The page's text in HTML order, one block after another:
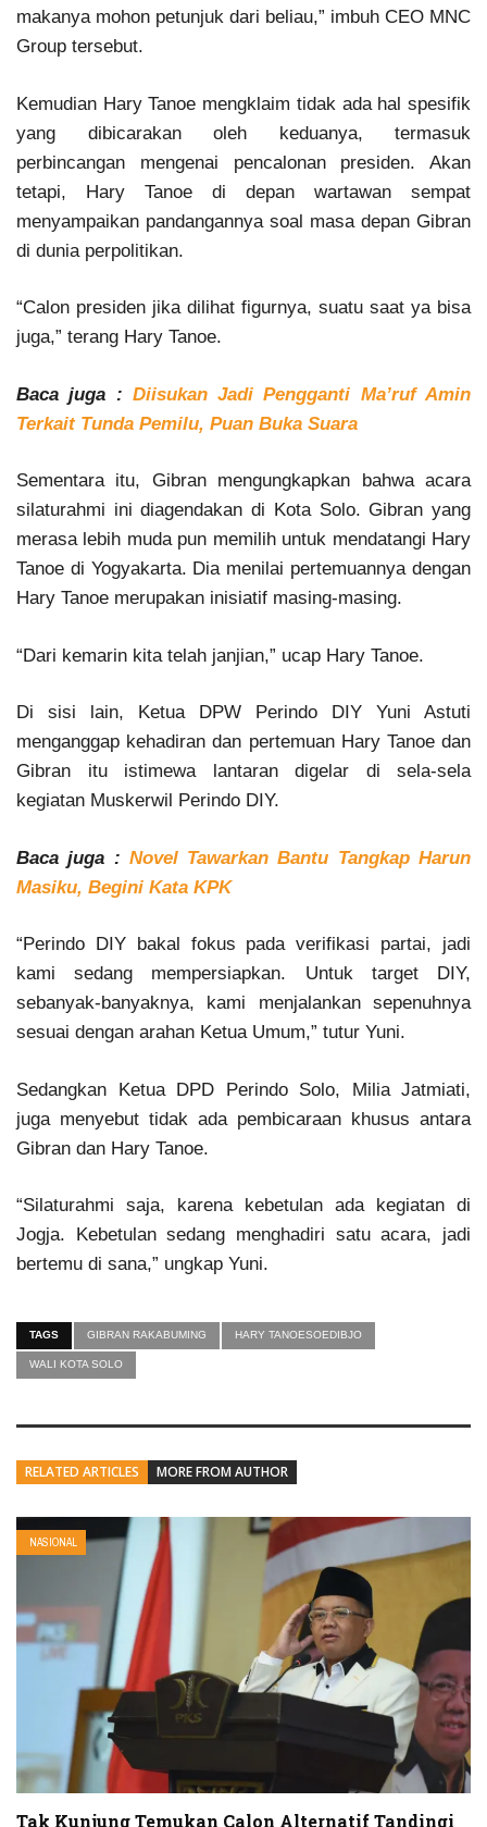
makanya mohon petunjuk dari beliau,” imbuh CEO MNC
Group tersebut.
Kemudian Hary Tanoe mengklaim tidak ada hal spesifik
yang dibicarakan oleh keduanya, termasuk
perbincangan mengenai pencalonan presiden. Akan
tetapi, Hary Tanoe di depan wartawan sempat
menyampaikan pandangannya soal masa depan Gibran
di dunia perpolitikan.
“Calon presiden jika dilihat figurnya, suatu saat ya bisa
juga,” terang Hary Tanoe.
Baca juga : Diisukan Jadi Pengganti Ma’ruf Amin
Terkait Tunda Pemilu, Puan Buka Suara
Sementara itu, Gibran mengungkapkan bahwa acara
silaturahmi ini diagendakan di Kota Solo. Gibran yang
merasa lebih muda pun memilih untuk mendatangi Hary
Tanoe di Yogyakarta. Dia menilai pertemuannya dengan
Hary Tanoe merupakan inisiatif masing-masing.
“Dari kemarin kita telah janjian,” ucap Hary Tanoe.
Di sisi lain, Ketua DPW Perindo DIY Yuni Astuti
menganggap kehadiran dan pertemuan Hary Tanoe dan
Gibran itu istimewa lantaran digelar di sela-sela
kegiatan Muskerwil Perindo DIY.
Baca juga : Novel Tawarkan Bantu Tangkap Harun
Masiku, Begini Kata KPK
“Perindo DIY bakal fokus pada verifikasi partai, jadi
kami sedang mempersiapkan. Untuk target DIY,
sebanyak-banyaknya, kami menjalankan sepenuhnya
sesuai dengan arahan Ketua Umum,” tutur Yuni.
Sedangkan Ketua DPD Perindo Solo, Milia Jatmiati,
juga menyebut tidak ada pembicaraan khusus antara
Gibran dan Hary Tanoe.
“Silaturahmi saja, karena kebetulan ada kegiatan di
Jogja. Kebetulan sedang menghadiri satu acara, jadi
bertemu di sana,” ungkap Yuni.
TAGS GIBRAN RAKABUMING HARY TANOESOEDIBJO
WALI KOTA SOLO
RELATED ARTICLES MORE FROM AUTHOR
NASIONAL
Tak Kunjung Temukan Calon Alternatif Tandingi